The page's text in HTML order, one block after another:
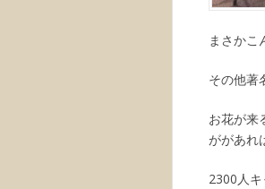
まさかこ
その他著
お花が来
ががあれ
2300人